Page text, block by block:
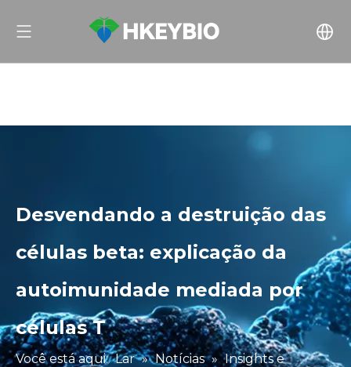
Desvendando a destruição das
células beta: explicação da
autoimunidade mediada por
células T
Você está aqui: Lar » Notícias » Insights e